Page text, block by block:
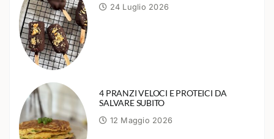
24 Luglio 2026
4 PRANZI VELOCI E PROTEICI DA
SALVARE SUBITO
12 Maggio 2026